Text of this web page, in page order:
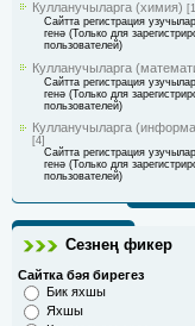
Кулланучыларга (химия)
Сайтта регистрация
генә (Только для
пользователей)
Кулланучыларга
Сайтта регистрация
генә (Только для
пользователей)
Кулланучыларга
[4]
Сайтта регистрация
генә (Только для
пользователей)
Сезнең фикер
Сайтка бәя бирегез
Бик яхшы
Яхшы